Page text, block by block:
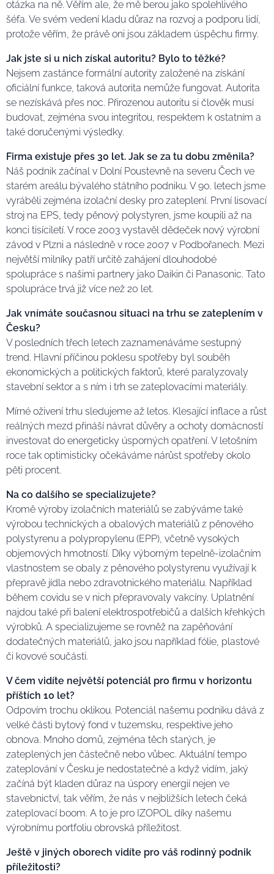
otázka na ně. Věřím ale, že mě berou jako spolehlivého
šéfa. Ve svém vedení kladu důraz na rozvoj a podporu lidí,
protože věřím, že právě oni jsou základem úspěchu firmy.
Jak jste si u nich získal autoritu? Bylo to těžké?
Nejsem zastánce formální autority založené na získání
oficiální funkce, taková autorita nemůže fungovat. Autorita
se nezískává přes noc. Přirozenou autoritu si člověk musí
budovat, zejména svou integritou, respektem k ostatním a
také doručenými výsledky.
Firma existuje přes 30 let. Jak se za tu dobu změnila?
Náš podnik začínal v Dolní Poustevně na severu Čech ve
starém areálu bývalého státního podniku. V 90. letech jsme
vyráběli zejména izolační desky pro zateplení. První lisovací
stroj na EPS, tedy pěnový polystyren, jsme koupili až na
konci tisíciletí. V roce 2003 vystavěl dědeček nový výrobní
závod v Plzni a následně v roce 2007 v Podbořanech. Mezi
největší milníky patří určitě zahájení dlouhodobé
spolupráce s našimi partnery jako Daikin či Panasonic. Tato
spolupráce trvá již více než 20 let.
Jak vnímáte současnou situaci na trhu se zateplením v
Česku?
V posledních třech letech zaznamenáváme sestupný
trend. Hlavní příčinou poklesu spotřeby byl souběh
ekonomických a politických faktorů, které paralyzovaly
stavební sektor a s ním i trh se zateplovacími materiály.
Mírné oživení trhu sledujeme až letos. Klesající inflace a růst
reálných mezd přináší návrat důvěry a ochoty domácností
investovat do energeticky úsporných opatření. V letošním
roce tak optimisticky očekáváme nárůst spotřeby okolo
pěti procent.
Na co dalšího se specializujete?
Kromě výroby izolačních materiálů se zabýváme také
výrobou technických a obalových materiálů z pěnového
polystyrenu a polypropylenu (EPP), včetně vysokých
objemových hmotností. Díky výborným tepelně-izolačním
vlastnostem se obaly z pěnového polystyrenu využívají k
přepravě jídla nebo zdravotnického materiálu. Například
během covidu se v nich přepravovaly vakcíny. Uplatnění
najdou také při balení elektrospotřebičů a dalších křehkých
výrobků. A specializujeme se rovněž na zapěňování
dodatečných materiálů, jako jsou například fólie, plastové
či kovové součásti.
V čem vidíte největší potenciál pro firmu v horizontu
příštích 10 let?
Odpovím trochu oklikou. Potenciál našemu podniku dává z
velké části bytový fond v tuzemsku, respektive jeho
obnova. Mnoho domů, zejména těch starých, je
zateplených jen částečně nebo vůbec. Aktuální tempo
zateplování v Česku je nedostatečné a když vidím, jaký
začíná být kladen důraz na úspory energií nejen ve
stavebnictví, tak věřím, že nás v nejbližších letech čeká
zateplovací boom. A to je pro IZOPOL díky našemu
výrobnímu portfoliu obrovská příležitost.
Ještě v jiných oborech vidíte pro váš rodinný podnik
příležitosti?